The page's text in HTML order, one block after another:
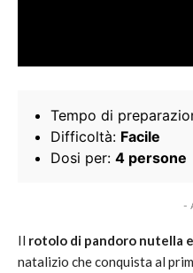
Tempo di
Difficoltà: Facile
Dosi per: 4 persone
-
Il rotolo di pandoro nutella
natalizio che conquista al